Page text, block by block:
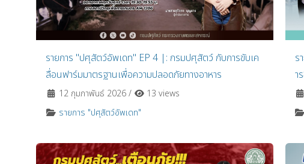
รายการ "ปศุสัตว์อัพเดท" EP 4 |: กรมปศุสัตว์ กับการขับเค
ลื่อนฟาร์มมาตรฐานเพื่อความปลอดภัยทางอาหาร
12 กุมภาพันธ์ 2026/
13 views
รายการ "ปศุสัตว์อัพเดท"
ร
า